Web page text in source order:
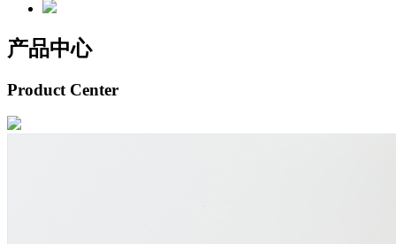
产品中心
Product Center